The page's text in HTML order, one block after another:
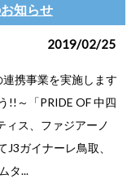
お知らせ
2019/02/25
携事業を実施します
!!～「PRIDE OF 中四
ィス、ファジアーノ
ガイナーレ鳥取、
タ...